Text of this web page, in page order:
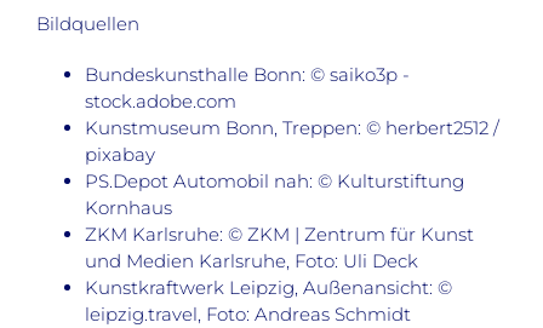
Bildquellen
Bundeskunsthalle Bonn: © saiko3p -
stock.adobe.com
Kunstmuseum Bonn, Treppen: © herbert2512 /
pixabay
PS.Depot Automobil nah: © Kulturstiftung
Kornhaus
ZKM Karlsruhe: © ZKM | Zentrum für Kunst
und Medien Karlsruhe, Foto: Uli Deck
Kunstkraftwerk Leipzig, Außenansicht: ©
leipzig.travel, Foto: Andreas Schmidt